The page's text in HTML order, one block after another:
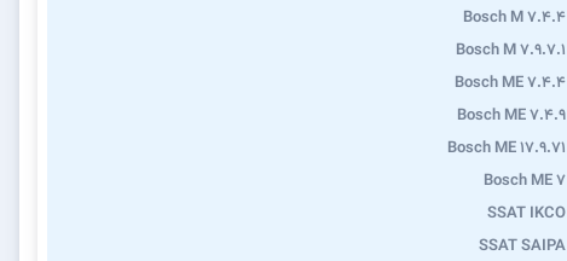
Bosch M 7.4.4
Bosch M 7.9.7.1
Bosch ME 7.4.4
Bosch ME 7.4.9
Bosch ME 17.9.71
Bosch ME 7
SSAT IKCO
SSAT SAIPA